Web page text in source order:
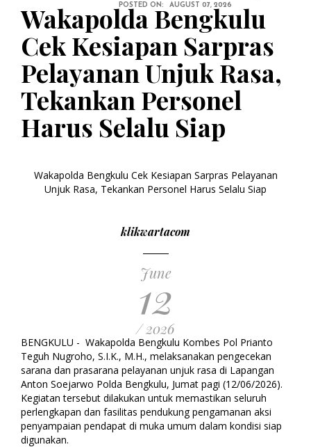
POSTED ON: AUGUST 07, 2026
Wakapolda Bengkulu
Cek Kesiapan Sarpras
Pelayanan Unjuk Rasa,
Tekankan Personel
Harus Selalu Siap
Wakapolda Bengkulu Cek Kesiapan Sarpras Pelayanan
Unjuk Rasa, Tekankan Personel Harus Selalu Siap
klikwartacom
June
12
/ 2026
BENGKULU - Wakapolda Bengkulu Kombes Pol Prianto
Teguh Nugroho, S.I.K., M.H., melaksanakan pengecekan
sarana dan prasarana pelayanan unjuk rasa di Lapangan
Anton Soejarwo Polda Bengkulu, Jumat pagi (12/06/2026).
Kegiatan tersebut dilakukan untuk memastikan seluruh
perlengkapan dan fasilitas pendukung pengamanan aksi
penyampaian pendapat di muka umum dalam kondisi siap
digunakan.